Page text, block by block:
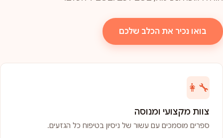
בואו נכיר את הכלב שלכם
👩‍🔧
צוות מקצועי ומנוסה
ספרים מוסמכים עם עשור של ניסיון בטיפוח כל הגזעים.